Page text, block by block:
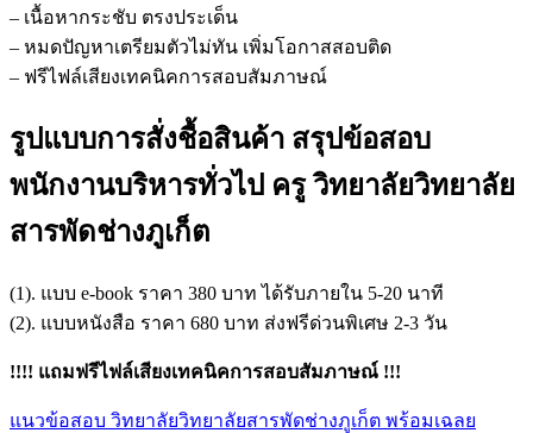
– เนื้อหากระชับ ตรงประเด็น
– หมดปัญหาเตรียมตัวไม่ทัน เพิ่มโอกาสสอบติด
– ฟรีไฟล์เสียงเทคนิคการสอบสัมภาษณ์
รูปแบบการสั่งชื้อสินค้า สรุปข้อสอบ
พนักงานบริหารทั่วไป ครู วิทยาลัยวิทยาลัย
สารพัดช่างภูเก็ต
(1). แบบ e-book ราคา 380 บาท ได้รับภายใน 5-20 นาที
(2). แบบหนังสือ ราคา 680 บาท ส่งฟรีด่วนพิเศษ 2-3 วัน
!!!! แถมฟรีไฟล์เสียงเทคนิคการสอบสัมภาษณ์ !!!
แนวข้อสอบ วิทยาลัยวิทยาลัยสารพัดช่างภูเก็ต พร้อมเฉลย